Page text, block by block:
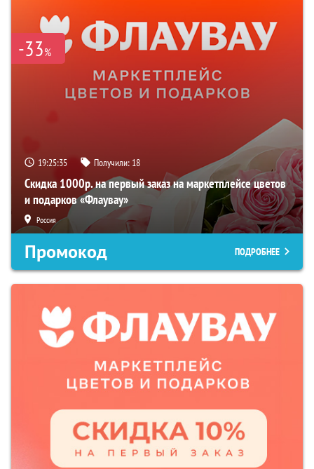
-33%
19:25:34 Получили: 18
Скидка 1000р. на первый заказ на маркетплейсе цветов
и подарков «Флаувау»
Россия
Промокод ПОДРОБНЕЕ